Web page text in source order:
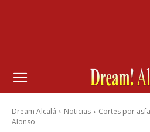
Dream Alcalá Noticias
Cortes por
Alonso